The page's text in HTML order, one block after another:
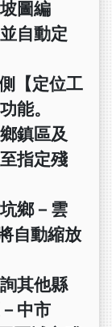
圖編
自動定
【定位工
能。
鎮區及
指定殘
鄉－雲
自動縮放
其他縣
中市